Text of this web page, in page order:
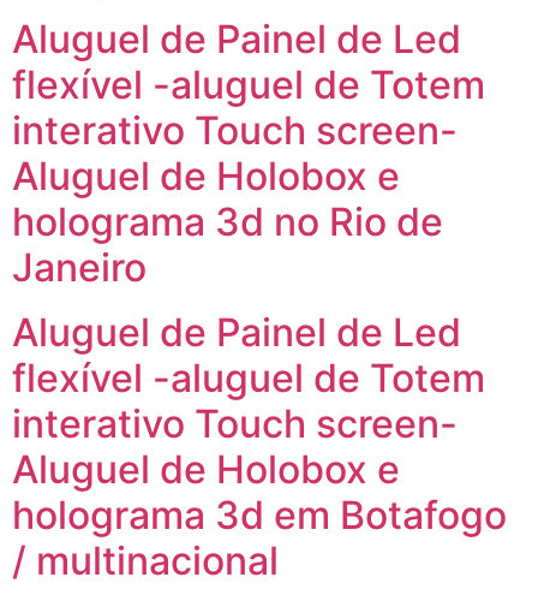
Aluguel de Painel de Led
flexível -aluguel de Totem
interativo Touch screen-
Aluguel de Holobox e
holograma 3d no Rio de
Janeiro
Aluguel de Painel de Led
flexível -aluguel de Totem
interativo Touch screen-
Aluguel de Holobox e
holograma 3d em Botafogo
/ multinacional